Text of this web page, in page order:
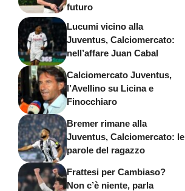
futuro
Lucumi vicino alla
Juventus, Calciomercato:
nell’affare Juan Cabal
Calciomercato Juventus,
l’Avellino su Licina e
Finocchiaro
Bremer rimane alla
Juventus, Calciomercato: le
parole del ragazzo
Frattesi per Cambiaso?
Non c’è niente, parla